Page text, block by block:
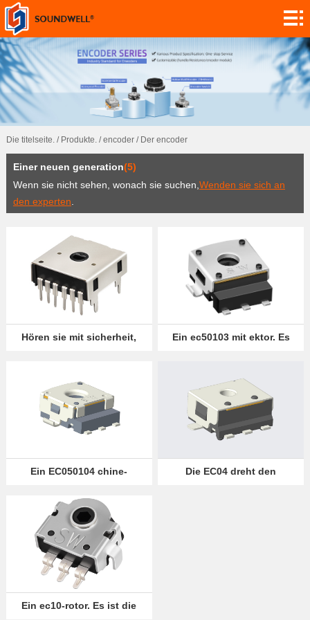
Ranzoomen.
Modul
maßgeschneidert.
encoder
Netzektometer,
elektrische
steckdosen
Switch.
App.
Forschung!
Nachrichten.
Offensichtlich,
können ihr
was anderes
anbieten.
Die titelseite./ Produkte./encoder/ Der encoder
Einer neuen generation(5)
Wenn sie nicht sehen, wonach sie suchen,Wenden sie sich an
den experten.
Hören sie mit sicherheit,
Ein ec50103 mit ektor. Es
Ein EC050104 chine-
Die EC04 dreht den
Ein ec10-rotor. Es ist die